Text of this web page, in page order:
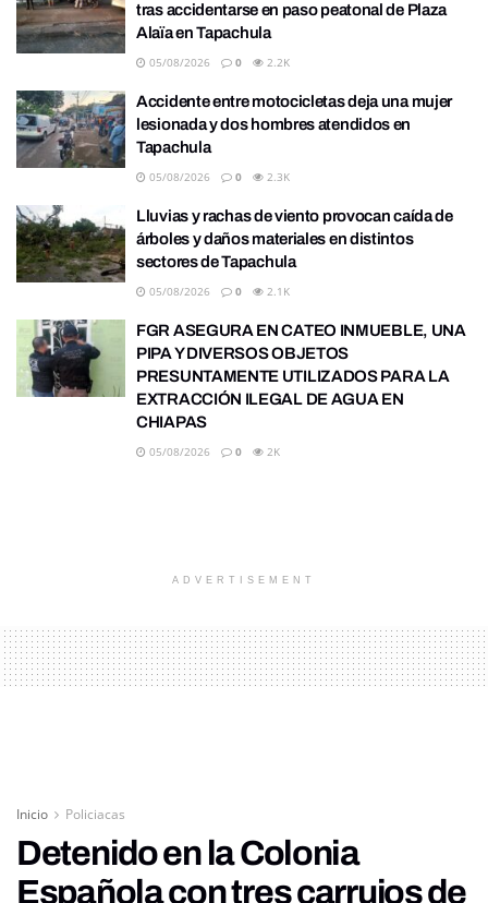
tras accidentarse en paso peatonal de Plaza
Alaïa en Tapachula
05/08/2026 0 2.2K
Accidente entre motocicletas deja una mujer
lesionada y dos hombres atendidos en
Tapachula
05/08/2026 0 2.3K
Lluvias y rachas de viento provocan caída de
árboles y daños materiales en distintos
sectores de Tapachula
05/08/2026 0 2.1K
FGR ASEGURA EN CATEO INMUEBLE, UNA
PIPA Y DIVERSOS OBJETOS
PRESUNTAMENTE UTILIZADOS PARA LA
EXTRACCIÓN ILEGAL DE AGUA EN
CHIAPAS
05/08/2026 0 2K
ADVERTISEMENT
Inicio Policiacas
Detenido en la Colonia
Española con tres carrujos de